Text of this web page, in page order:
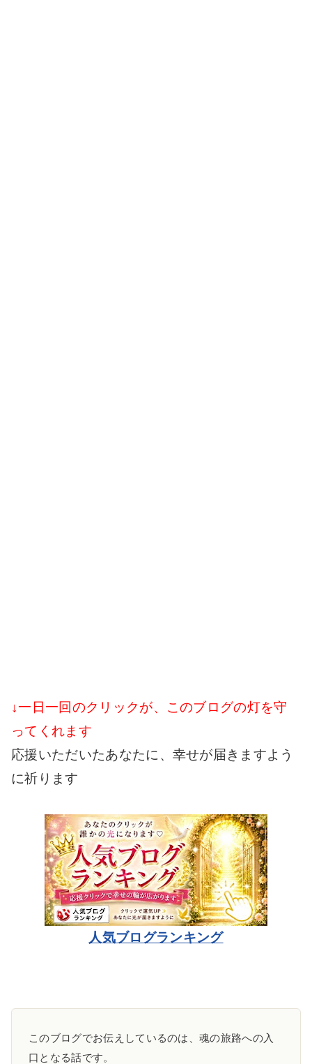
↓一日一回のクリックが、このブログの灯を守
ってくれます
応援いただいたあなたに、幸せが届きますよう
に祈ります
人気ブログランキング
このブログでお伝えしているのは、魂の旅路への入
口となる話です。